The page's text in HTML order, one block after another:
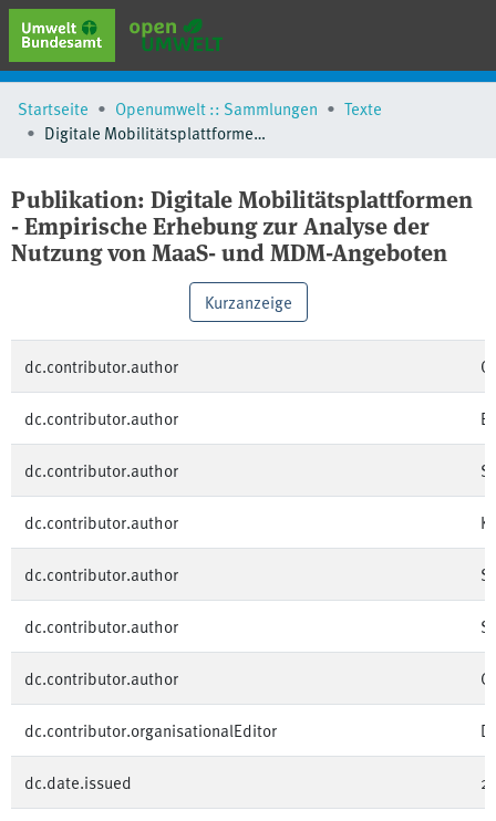
erweiterte Suche
Browse
Schlagwörter
Startseite Openumwelt :: Sammlungen
Texte
Digitale Mobilitätsplattformen - Empirische Erhebung zur Analyse der Nutzung von MaaS- und MDM-Angeboten
Publikation: Digitale Mobilitätsplattformen
- Empirische Erhebung zur Analyse der
Nutzung von MaaS- und MDM-Angeboten
Kurzanzeige
dc.contributor.author
dc.contributor.author
dc.contributor.author
dc.contributor.author
dc.contributor.author
dc.contributor.author
dc.contributor.author
dc.contributor.organisationalEditor
dc.date.issued